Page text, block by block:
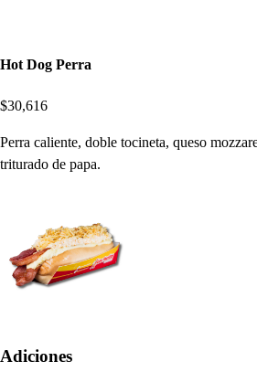
Hot Dog Perra
$30,616
Perra caliente, doble tocineta, queso
triturado de papa.
Adiciones